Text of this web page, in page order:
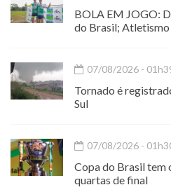
BOLA EM JOGO:
do Brasil; Atletismo
07/08/2026 -
Tornado é
Sul
07/08/2026 -
Copa do Brasil tem
quartas de final